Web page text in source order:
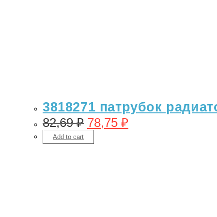
3818271 патрубок
82,69₽ 78,75 ₽
Add to cart